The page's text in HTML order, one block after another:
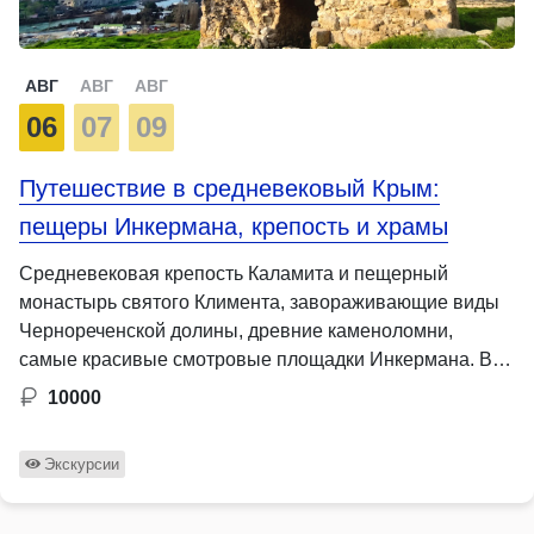
АВГ
06
АВГ
07
АВГ
09
Путешествие в средневековый Крым:
пещеры Инкермана, крепость и храмы
Средневековая крепость Каламита и пещерный
монастырь святого Климента, завораживающие виды
Чернореченской долины, древние каменоломни,
самые красивые смотровые площадки Инкермана. Всё
… 10000
Экскурсии